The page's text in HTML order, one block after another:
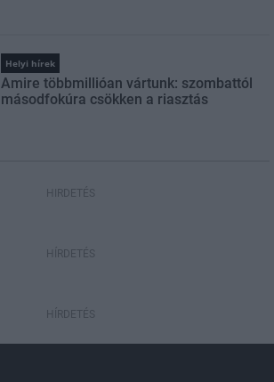
Helyi hírek
Amire többmillióan vártunk: szombattól
másodfokúra csökken a riasztás
HIRDETÉS
HÍRDETÉS
HÍRDETÉS